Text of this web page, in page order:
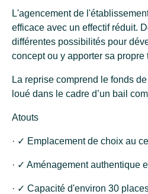
L'agencement de
efficace avec un effectif réduit.
différentes possibilités pour
concept ou y apporter sa
La reprise comprend le fonds
loué dans le cadre d’un bail
Atouts
· ✓ Emplacement de choix au
· ✓ Aménagement authentique
· ✓ Capacité d'environ 30